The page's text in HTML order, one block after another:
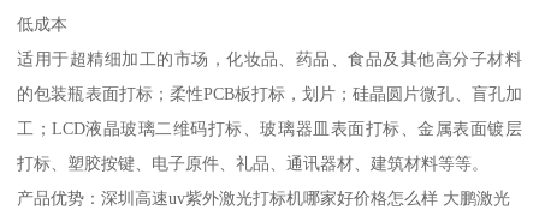
低成本
适用于超精细加工的市场，化妆品、药品、食品及其他高分子材料
的包装瓶表面打标；柔性PCB板打标，划片；硅晶圆片微孔、盲孔加
工；LCD液晶玻璃二维码打标、玻璃器皿表面打标、金属表面镀层
打标、塑胶按键、电子原件、礼品、通讯器材、建筑材料等等。
产品优势：深圳高速uv紫外激光打标机哪家好价格怎么样 大鹏激光